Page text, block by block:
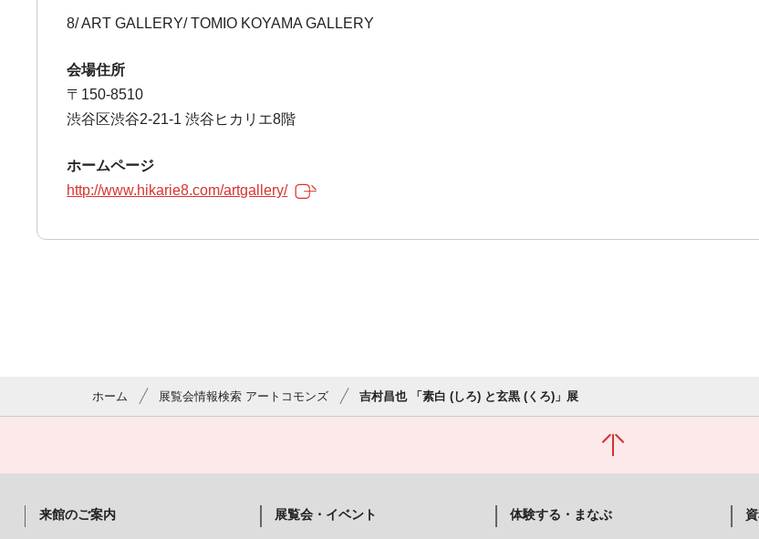
8/ ART GALLERY/ TOMIO KOYAMA GALLERY
会場住所
〒150-8510
渋谷区渋谷2-21-1 渋谷ヒカリエ8階
ホームページ
http://www.hikarie8.com/artgallery/
ホーム 展覧会情報検索 アートコモンズ 吉村昌也 「素白 (しろ) と玄黒 (くろ)」展
来館のご案内 展覧会・イベント 体験する・まなぶ